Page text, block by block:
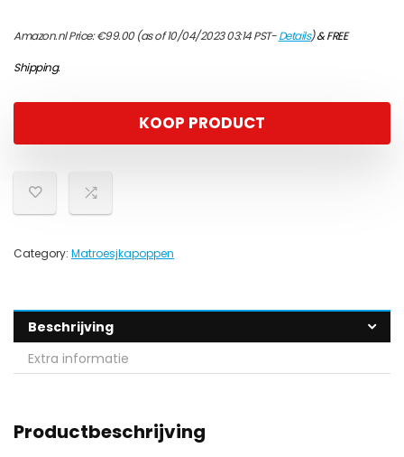
Amazon.nl Price:€99.00(as of 10/04/2023 03:14 PST-Details)&FREE
Shipping.
KOOP PRODUCT
Category: Matroesjkapoppen
Beschrijving
Extra informatie
Productbeschrijving